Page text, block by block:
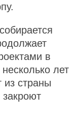
в
лет
из страны